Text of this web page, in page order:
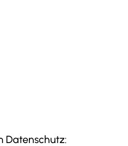
Datenschutz: